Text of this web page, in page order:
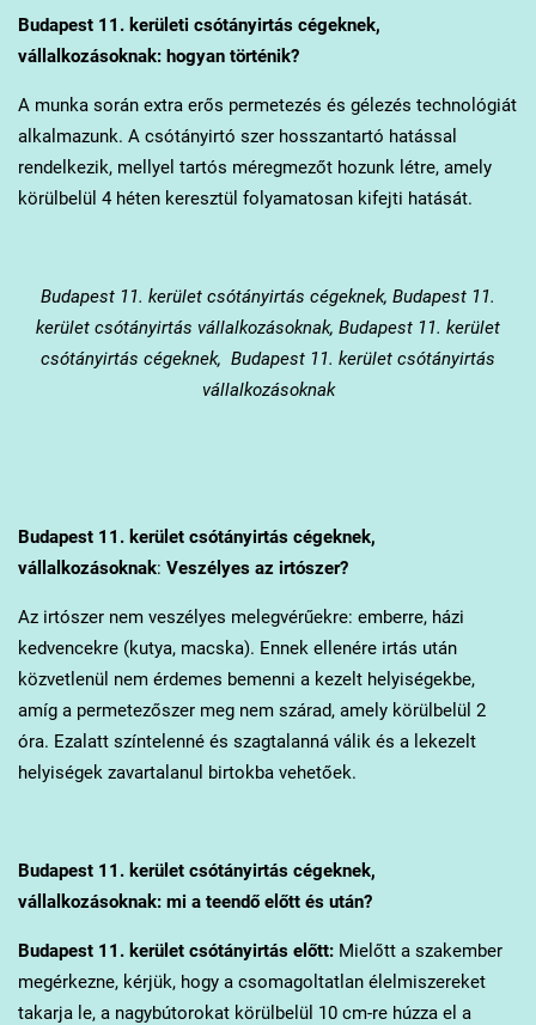
Budapest 11. kerületi csótányirtás cégeknek,
vállalkozásoknak: hogyan történik?
A munka során extra erős permetezés és gélezés technológiát
alkalmazunk. A csótányirtó szer hosszantartó hatással
rendelkezik, mellyel tartós méregmezőt hozunk létre, amely
körülbelül 4 héten keresztül folyamatosan kifejti hatását.
Budapest 11. kerület csótányirtás cégeknek, Budapest 11.
kerület csótányirtás vállalkozásoknak, Budapest 11. kerület
csótányirtás cégeknek, Budapest 11. kerület csótányirtás
vállalkozásoknak
Budapest 11. kerületcsótányirtás cégeknek,
vállalkozásoknak: Veszélyes az irtószer?
Az irtószer nem veszélyes melegvérűekre: emberre, házi
kedvencekre (kutya, macska). Ennek ellenére irtás után
közvetlenül nem érdemes bemenni a kezelt helyiségekbe,
amíg a permetezőszer meg nem szárad, amely körülbelül 2
óra. Ezalatt színtelenné és szagtalanná válik és a lekezelt
helyiségek zavartalanul birtokba vehetőek.
Budapest 11. kerületcsótányirtás cégeknek,
vállalkozásoknak: mi a teendő előtt és után?
Budapest 11. kerületcsótányirtás előtt:Mielőtt a szakember
megérkezne, kérjük, hogy a csomagoltatlan élelmiszereket
takarja le, a nagybútorokat körülbelül 10 cm-re húzza el a